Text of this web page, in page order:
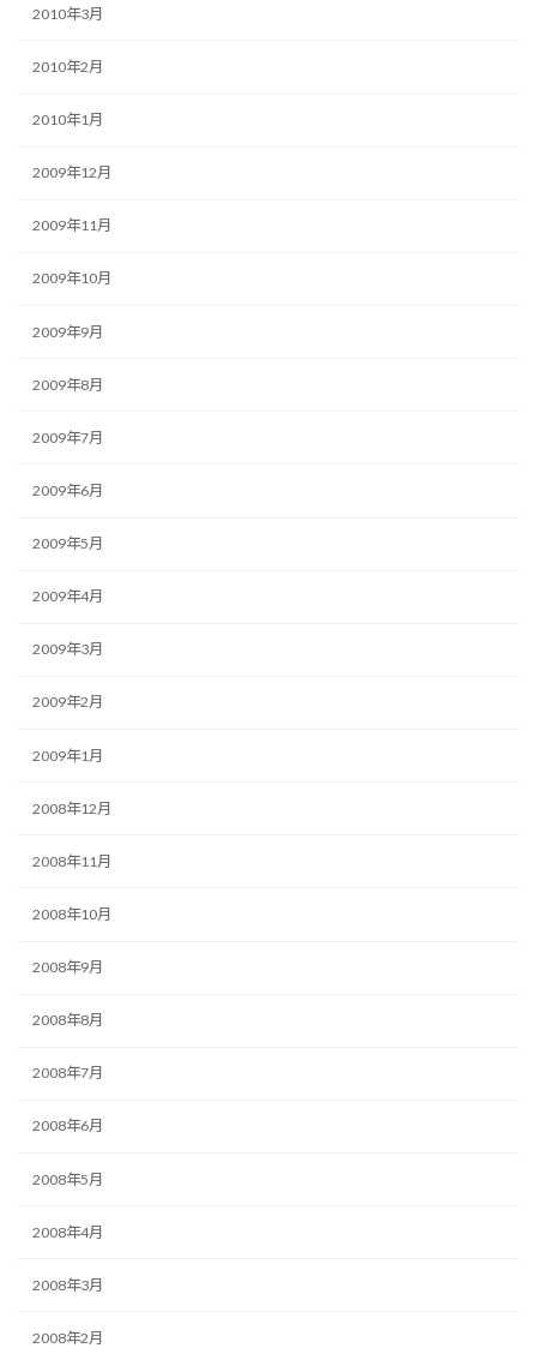
2010年3月
2010年2月
2010年1月
2009年12月
2009年11月
2009年10月
2009年9月
2009年8月
2009年7月
2009年6月
2009年5月
2009年4月
2009年3月
2009年2月
2009年1月
2008年12月
2008年11月
2008年10月
2008年9月
2008年8月
2008年7月
2008年6月
2008年5月
2008年4月
2008年3月
2008年2月